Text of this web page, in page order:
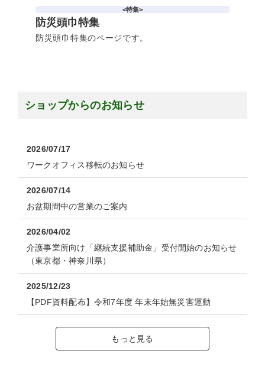
<特集>
防災頭巾特集
防災頭巾特集のページです。
ショップからのお知らせ
2026/07/17
ワークオフィス移転のお知らせ
2026/07/14
お盆期間中の営業のご案内
2026/04/02
介護事業所向け「継続支援補助金」受付開始のお知らせ
（東京都・神奈川県）
2025/12/23
【PDF資料配布】令和7年度 年末年始無災害運動
もっと見る